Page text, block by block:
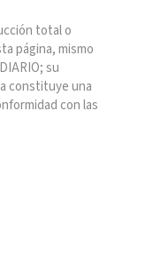
total o
página, mismo
su
constituye una
con las